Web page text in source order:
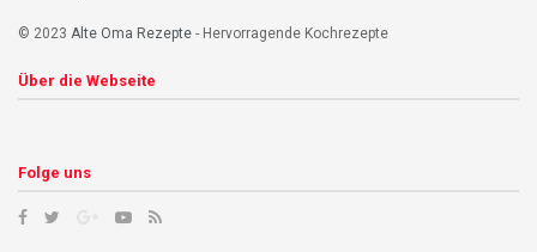
© 2023 Alte Oma Rezepte - Hervorragende Kochrezepte
Über die Webseite
Folge uns